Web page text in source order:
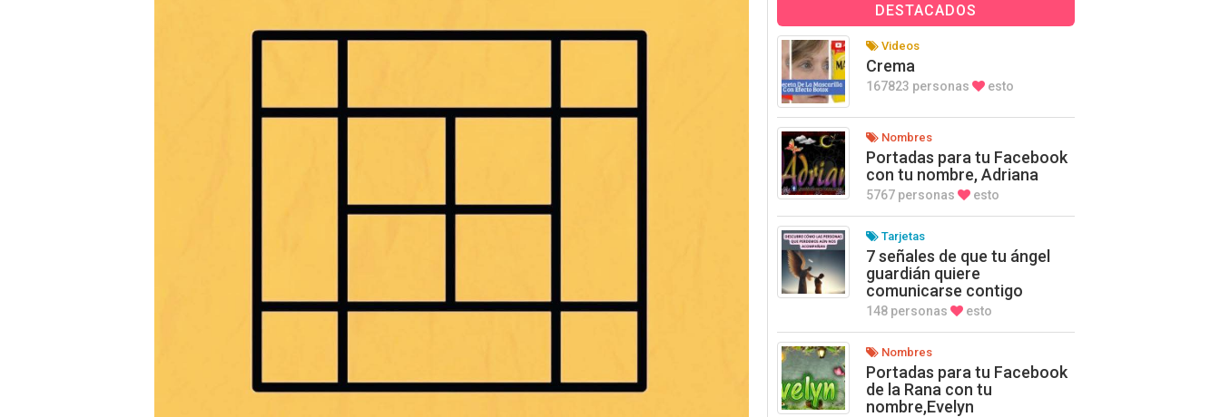
DESTACADOS
Videos
Crema
167823 personas esto
Nombres
Portadas para tu Facebook
con tu nombre, Adriana
5767 personas esto
Tarjetas
7 señales de que tu ángel
guardián quiere
comunicarse contigo
148 personas esto
Nombres
Portadas para tu Facebook
de la Rana con tu
nombre,Evelyn